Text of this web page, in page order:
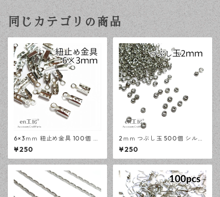
同じカテゴリの商品
6×3ｍｍ 紐止め金具 100個 シ
ルバー カシメ アクセサリーパ
ーツ 基礎パーツ ハンドメイド
資材 【en工房】
¥250
2ｍｍ つぶし玉 500個 シルバ
ー かしめ玉 アクセサリーパー
ツ 基礎パーツ ハンドメイド資
材 【en工房】
¥250